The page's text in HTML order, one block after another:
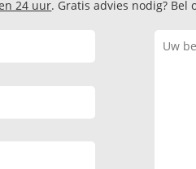
24 uur. Gratis advies nodig? Bel